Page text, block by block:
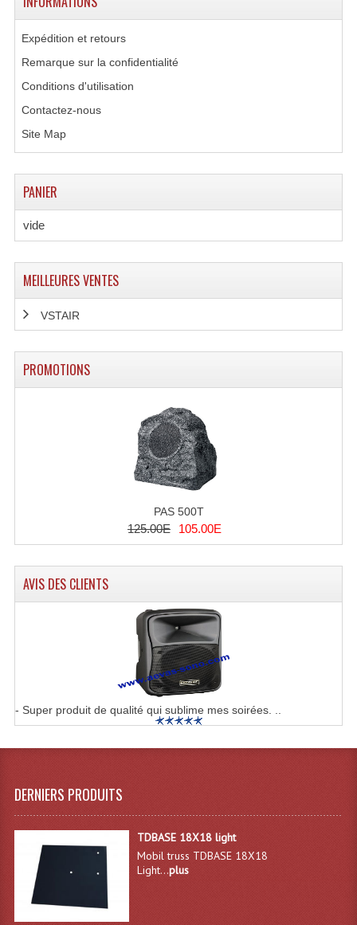
Lecteurs Double Cd Mixage Intégrée
Digital Package Et Logiciel
Enregistreur Numérique
Microphones Filaires
Micro Sans Fil HF VHF 200MHZ
Micro Sans Fil HF UHF 800MHZ
Micros De Studio
Peripheriques Traitements Et Accessoires
Portes Voix Mégaphones
Pupitre Pour Discours
Controleurs DJ USB / MP3
Consoles Sono Et Studio
Expédition et retours
Remarque sur la confidentialité
Conditions d'utilisation
Contactez-nous
Site Map
PANIER
vide
MEILLEURES VENTES
VSTAIR
PROMOTIONS
PAS 500T
125.00E 105.00E
AVIS DES CLIENTS
- Super produit de qualité qui sublime mes soirées. ..
DERNIERS PRODUITS
TDBASE 18X18 light
Mobil truss TDBASE 18X18
Light...plus